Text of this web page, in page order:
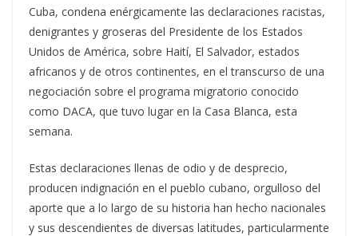
Cuba, condena enérgicamente las declaraciones racistas,
denigrantes y groseras del Presidente de los Estados
Unidos de América, sobre Haití, El Salvador, estados
africanos y de otros continentes, en el transcurso de una
negociación sobre el programa migratorio conocido
como DACA, que tuvo lugar en la Casa Blanca, esta
semana.
Estas declaraciones llenas de odio y de desprecio,
producen indignación en el pueblo cubano, orgulloso del
aporte que a lo largo de su historia han hecho nacionales
y sus descendientes de diversas latitudes, particularmente